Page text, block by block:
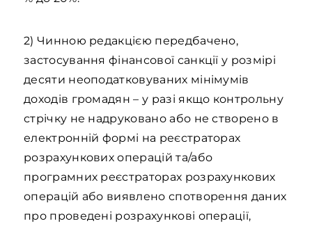
2) Чинною редакцією передбачено,
застосування фінансової санкції у розмірі
десяти неоподатковуваних мінімумів
доходів громадян – у разі якщо контрольну
стрічку не надруковано або не створено в
електронній формі на реєстраторах
розрахункових операцій та/або
програмних реєстраторах розрахункових
операцій або виявлено спотворення даних
про проведені розрахункові операції,